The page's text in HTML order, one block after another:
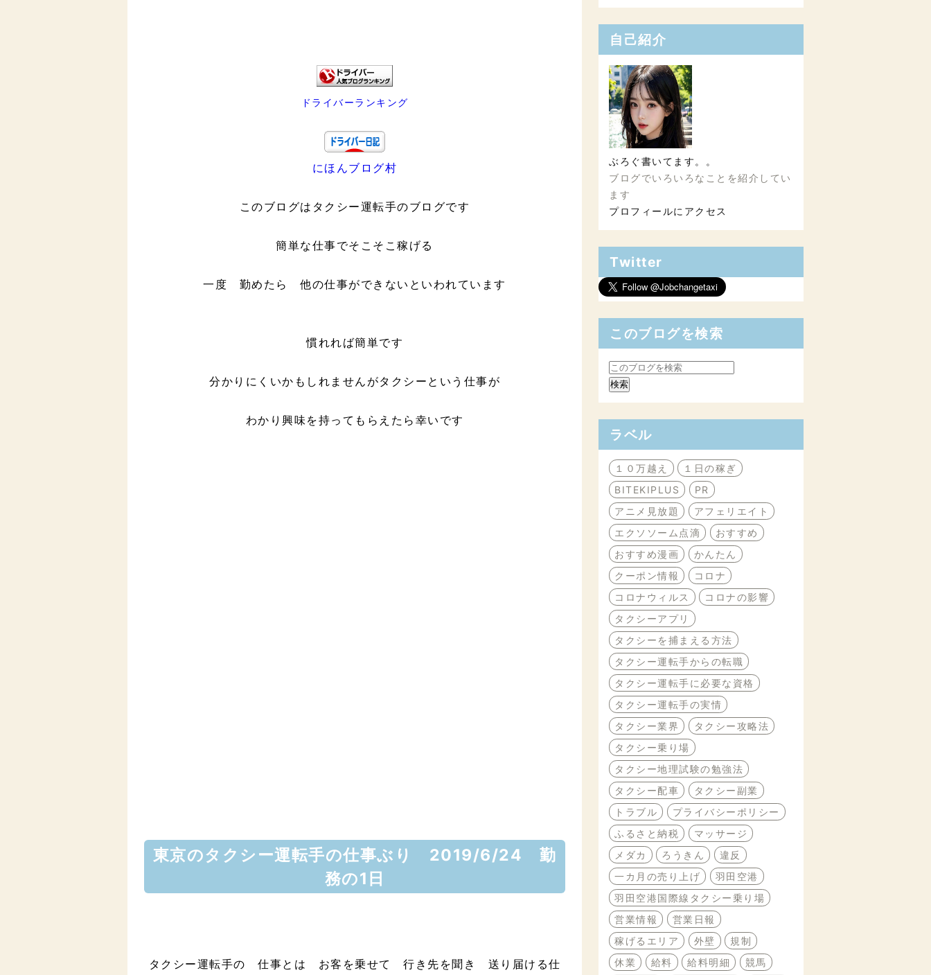
ドライバーランキング
にほんブログ村
このブログはタクシー運転手のブログです
簡単な仕事でそこそこ稼げる
一度 勤めたら 他の仕事ができないといわれています
慣れれば簡単です
分かりにくいかもしれませんがタクシーという仕事が
わかり興味を持ってもらえたら幸いです
東京のタクシー運転手の仕事ぶり 2019/6/24 勤
務の1日
タクシー運転手の 仕事とは お客を乗せて 行き先を聞き 送り届ける仕
自己紹介
ぶろぐ書いてます。。
ブログでいろいろなことを紹介してい
ます
プロフィールにアクセス
Twitter
このブログを検索
ラベル
１０万越え
１日の稼ぎ
BITEKIPLUS
PR
アニメ見放題
アフェリエイト
エクソソーム点滴
おすすめ
おすすめ漫画
かんたん
クーポン情報
コロナ
コロナウィルス
コロナの影響
タクシーアプリ
タクシーを捕まえる方法
タクシー運転手からの転職
タクシー運転手に必要な資格
タクシー運転手の実情
タクシー業界
タクシー攻略法
タクシー乗り場
タクシー地理試験の勉強法
タクシー配車
タクシー副業
トラブル
プライバシーポリシー
ふるさと納税
マッサージ
メダカ
ろうきん
違反
一カ月の売り上げ
羽田空港
羽田空港国際線タクシー乗り場
営業情報
営業日報
稼げるエリア
外壁
規制
休業
給料 給料明細
競馬